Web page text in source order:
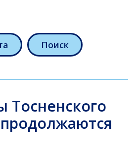
Поиск
Тосненского